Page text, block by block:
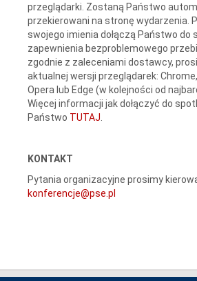
przeglądarki. Zostaną Państwo
przekierowani na stronę wydarzenia.
swojego imienia dołączą Państwo do
zapewnienia bezproblemowego
zgodnie z zaleceniami dostawcy,
aktualnej wersji przeglądarek:
Opera lub Edge (w kolejności od
Więcej informacji jak dołączyć do
Państwo TUTAJ
KONTAKT
Pytania organizacyjne prosimy
konferencje@pse.pl